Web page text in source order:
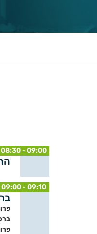
08:30 - 09:00
09:00 - 09:10